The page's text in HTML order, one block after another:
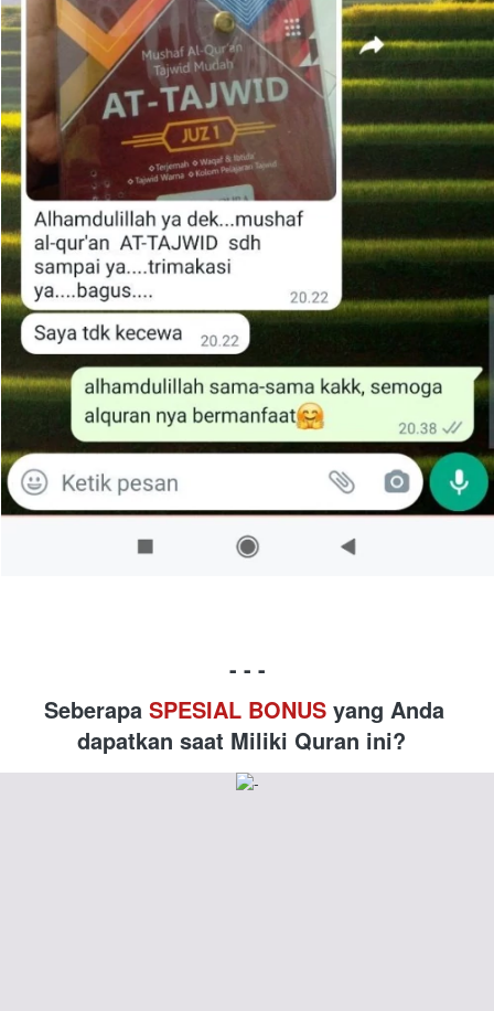
- - -
Seberapa SPESIAL BONUS yang Anda
dapatkan saat Miliki Quran ini?